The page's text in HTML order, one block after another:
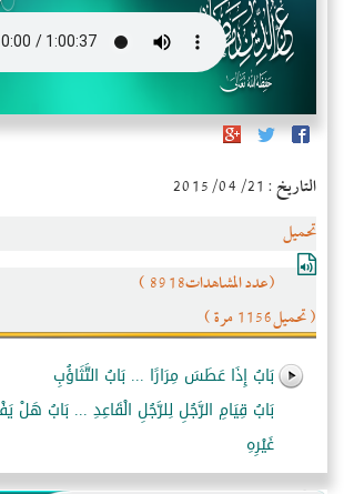
التاريخ : 2015/04/21
تحميل
(عدد المشاهدات8918 )
( تحميل1156 مرة )
بَابُ إِذَا عَطَسَ مِرَارًا ... بَابُ التَّثَاؤُبِ
بَابُ قِيَامِ الرَّجُلِ لِلرَّجُلِ الْقَاعِدِ ... بَابُ هَلْ
غَيْرِهِ